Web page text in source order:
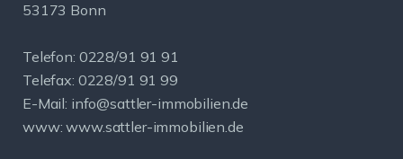
53173 Bonn
Telefon: 0228/91 91 91
Telefax: 0228/91 91 99
E-Mail: info@sattler-immobilien.de
www: www.sattler-immobilien.de